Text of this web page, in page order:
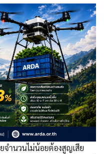
ำนวนไม่น้อยต้องสูญเสีย